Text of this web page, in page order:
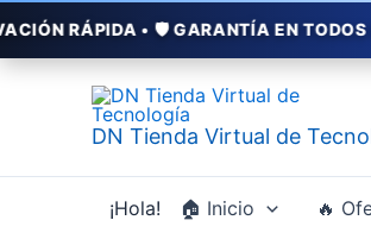
GARANTÍA EN TODOS
DN Tienda Virtual de
¡Hola! 🏠 Inicio 🔥